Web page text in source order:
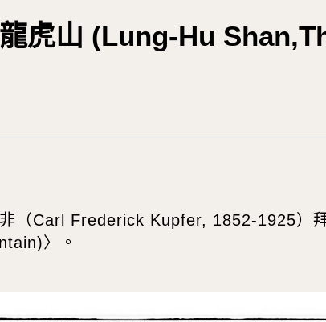
虎山 (Lung-Hu
（Carl Frederick Kupfer, 1852-1925）
〉。